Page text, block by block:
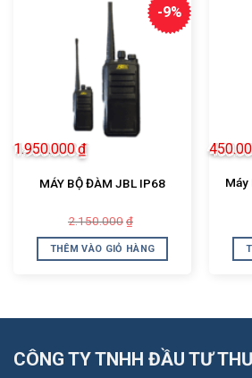
-9%
MÁY BỘ ĐÀM JBL IP68
2.150.000 ₫
là:
2.150.000₫.
1.950.000₫
tại
là:
THÊM VÀO GIỎ HÀNG
Máy
CÔNG TY TNHH ĐẦU TƯ